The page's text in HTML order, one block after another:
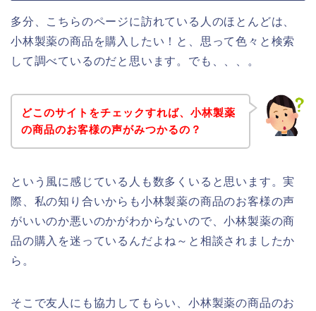
多分、こちらのページに訪れている人のほとんどは、
小林製薬の商品を購入したい！と、思って色々と検索
して調べているのだと思います。でも、、、。
どこのサイトをチェックすれば、小林製薬
の商品のお客様の声がみつかるの？
という風に感じている人も数多くいると思います。実
際、私の知り合いからも小林製薬の商品のお客様の声
がいいのか悪いのかがわからないので、小林製薬の商
品の購入を迷っているんだよね～と相談されましたか
ら。
そこで友人にも協力してもらい、小林製薬の商品のお